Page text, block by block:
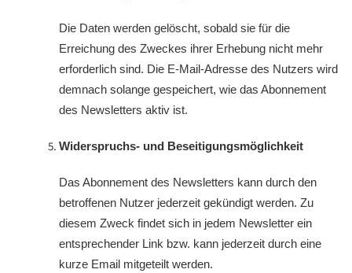
Die Daten werden gelöscht, sobald sie für die
Erreichung des Zweckes ihrer Erhebung nicht mehr
erforderlich sind. Die E-Mail-Adresse des Nutzers wird
demnach solange gespeichert, wie das Abonnement
des Newsletters aktiv ist.
Widerspruchs- und Beseitigungsmöglichkeit
Das Abonnement des Newsletters kann durch den
betroffenen Nutzer jederzeit gekündigt werden. Zu
diesem Zweck findet sich in jedem Newsletter ein
entsprechender Link bzw. kann jederzeit durch eine
kurze Email mitgeteilt werden.